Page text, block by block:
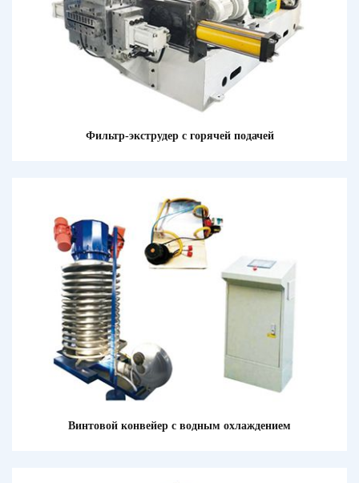
Фильтр-экструдер с горячей подачей
Винтовой конвейер с водным охлаждением